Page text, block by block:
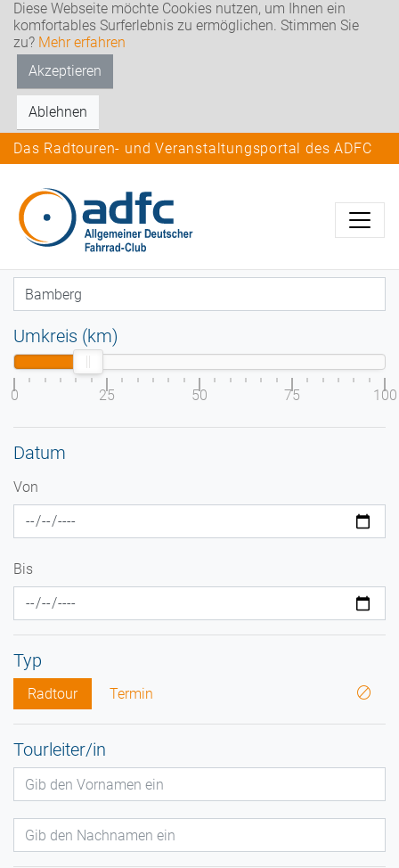
Diese Webseite möchte Cookies nutzen, um Ihnen ein
komfortables Surferlebnis zu ermöglichen. Stimmen Sie
zu? Mehr erfahren
Akzeptieren
Ablehnen
Das Radtouren- und Veranstaltungsportal des ADFC
Umkreis (km)
0 25 50 75 100
Datum
Von
Bis
Typ
Radtour Termin
Tourleiter/in